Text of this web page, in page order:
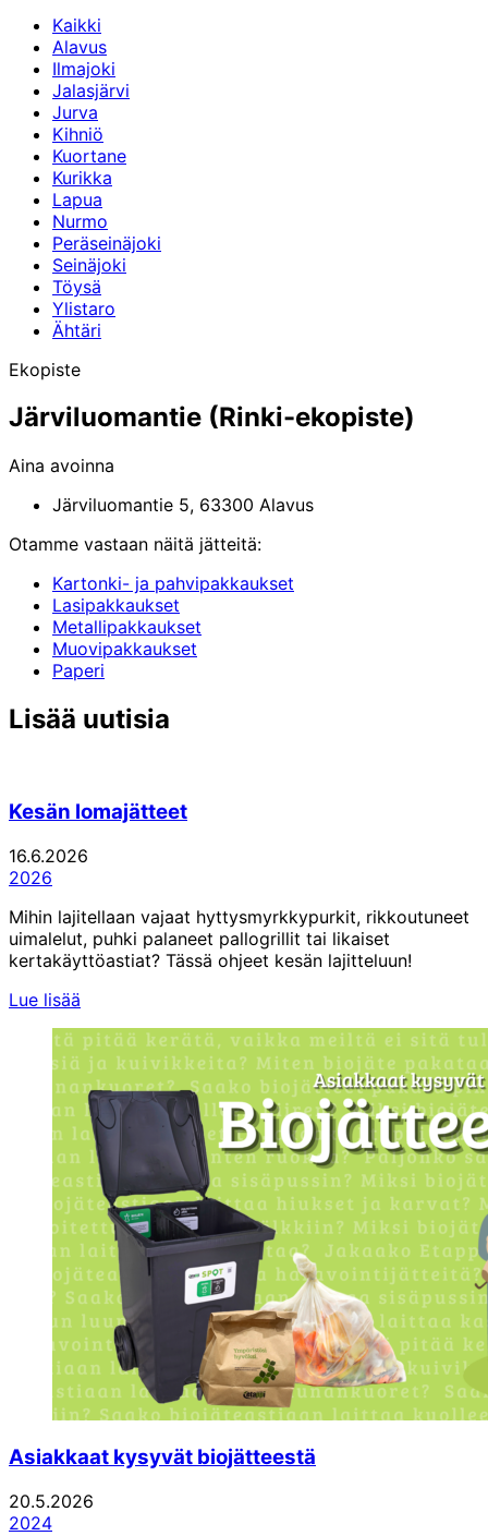
Kaikki
Alavus
Ilmajoki
Jalasjärvi
Jurva
Kihniö
Kuortane
Kurikka
Lapua
Nurmo
Peräseinäjoki
Seinäjoki
Töysä
Ylistaro
Ähtäri
Ekopiste
Järviluomantie (Rinki-ekopiste)
Aina avoinna
Järviluomantie 5, 63300 Alavus
Otamme vastaan näitä jätteitä:
Kartonki- ja pahvipakkaukset
Lasipakkaukset
Metallipakkaukset
Muovipakkaukset
Paperi
Jaa
tämä
Jaa:
Facebook
Jaa:
Twitter
Jaa:
LinkedIn
Jaa:
WhatsApp
Jaa:
Email
Lisää uutisia
Kesän lomajätteet
16.6.2026
2026
Mihin lajitellaan vajaat hyttysmyrkkypurkit, rikkoutuneet
uimalelut, puhki palaneet pallogrillit tai likaiset
kertakäyttöastiat? Tässä ohjeet kesän lajitteluun!
Lue lisää
Asiakkaat kysyvät biojätteestä
20.5.2026
2024